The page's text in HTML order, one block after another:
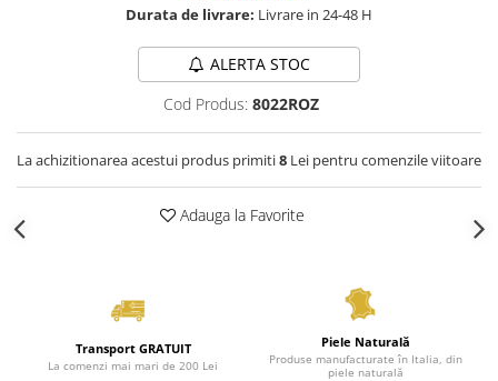
Durata de livrare: Livrare in 24-48 H
ALERTA STOC
Cod Produs: 8022ROZ
La achizitionarea acestui produs primiti8 Lei pentru comenzile viitoare
Adauga la Favorite
Transport GRATUIT
La comenzi mai mari de 200 Lei
Piele Naturală
Produse manufacturate în Italia, din
piele naturală